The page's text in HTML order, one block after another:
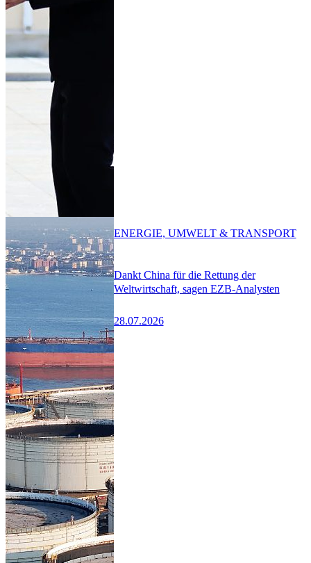
Dankt China für die Rettung der
Weltwirtschaft, sagen EZB-Analysten
28.07.2026
ENERGIE, UMWELT & TRANSPORT